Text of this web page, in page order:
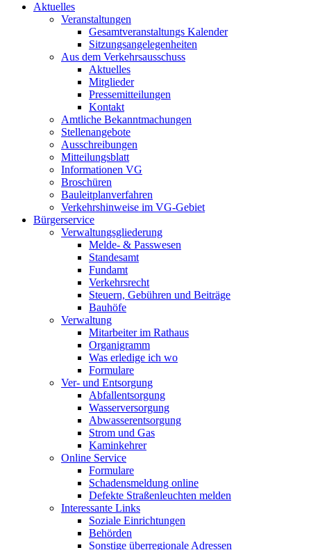
Aktuelles
Veranstaltungen
Gesamtveranstaltungs Kalender
Sitzungsangelegenheiten
Aus dem Verkehrsausschuss
Aktuelles
Mitglieder
Pressemitteilungen
Kontakt
Amtliche Bekanntmachungen
Stellenangebote
Ausschreibungen
Mitteilungsblatt
Informationen VG
Broschüren
Bauleitplanverfahren
Verkehrshinweise im VG-Gebiet
Bürgerservice
Verwaltungsgliederung
Melde- & Passwesen
Standesamt
Fundamt
Verkehrsrecht
Steuern, Gebühren und Beiträge
Bauhöfe
Verwaltung
Mitarbeiter im Rathaus
Organigramm
Was erledige ich wo
Formulare
Ver- und Entsorgung
Abfallentsorgung
Wasserversorgung
Abwasserentsorgung
Strom und Gas
Kaminkehrer
Online Service
Formulare
Schadensmeldung online
Defekte Straßenleuchten melden
Interessante Links
Soziale Einrichtungen
Behörden
Sonstige überregionale Adressen